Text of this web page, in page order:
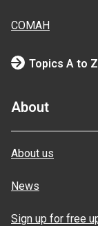
COMAH
Topics A to Z
About
About us
News
Sign up for free